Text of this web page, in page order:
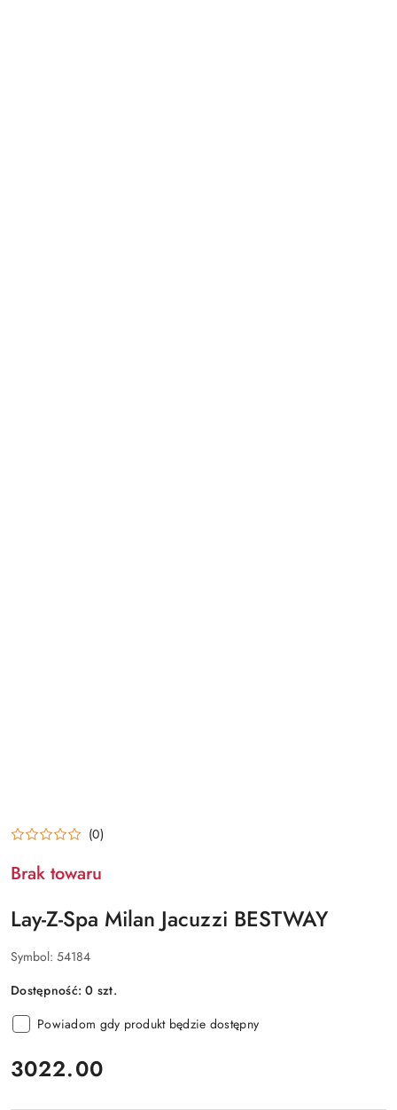
(0)
Brak towaru
Lay-Z-Spa Milan Jacuzzi BESTWAY
Symbol: 54184
Dostępność:0 szt.
Powiadom gdy produkt będzie dostępny
cena:
3022.00